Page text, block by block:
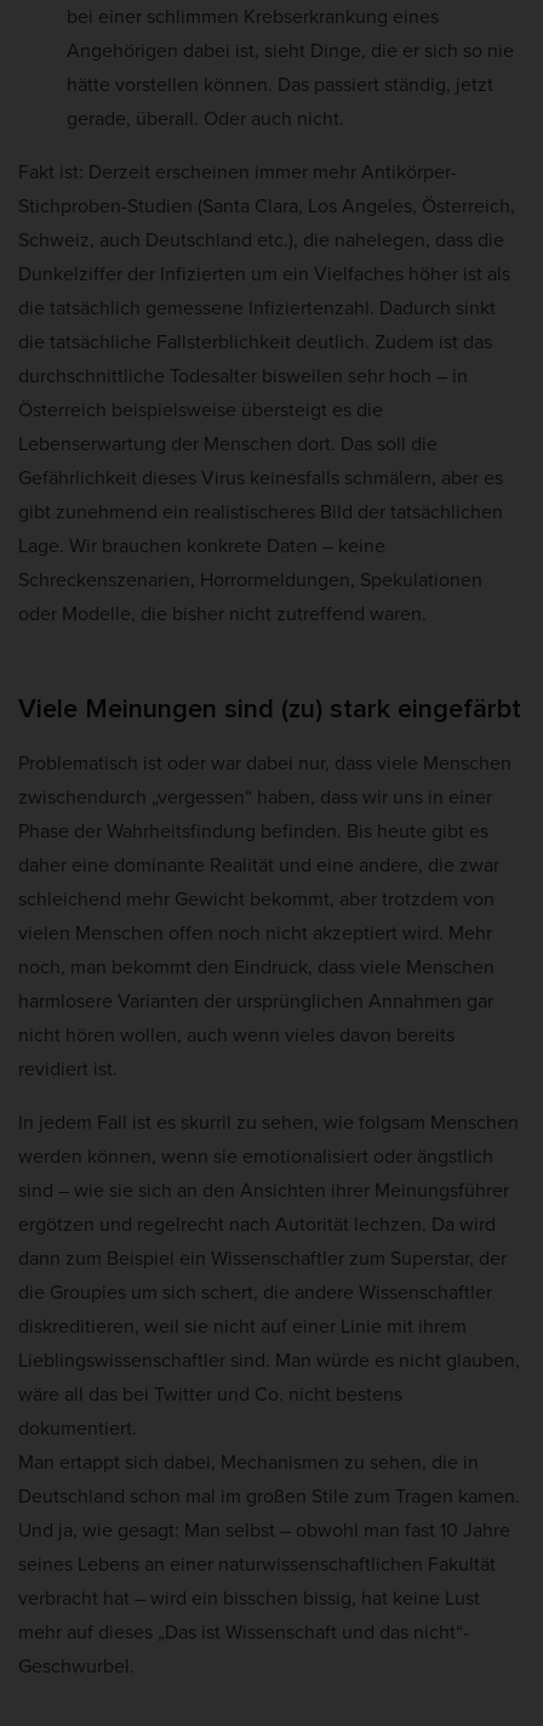
bei einer schlimmen Krebserkrankung eines
Angehörigen dabei ist, sieht Dinge, die er sich so nie
hätte vorstellen können. Das passiert ständig, jetzt
gerade, überall. Oder auch nicht.
Fakt ist: Derzeit erscheinen immer mehr Antikörper-
Stichproben-Studien (Santa Clara, Los Angeles, Österreich,
Schweiz, auch Deutschland etc.), die nahelegen, dass die
Dunkelziffer der Infizierten um ein Vielfaches höher ist als
die tatsächlich gemessene Infiziertenzahl. Dadurch sinkt
die tatsächliche Fallsterblichkeit deutlich. Zudem ist das
durchschnittliche Todesalter bisweilen sehr hoch – in
Österreich beispielsweise übersteigt es die
Lebenserwartung der Menschen dort. Das soll die
Gefährlichkeit dieses Virus keinesfalls schmälern, aber es
gibt zunehmend ein realistischeres Bild der tatsächlichen
Lage. Wir brauchen konkrete Daten – keine
Schreckenszenarien, Horrormeldungen, Spekulationen
oder Modelle, die bisher nicht zutreffend waren.
Viele Meinungen sind (zu) stark eingefärbt
Problematisch ist oder war dabei nur, dass viele Menschen
zwischendurch „vergessen“ haben, dass wir uns in einer
Phase der Wahrheitsfindung befinden. Bis heute gibt es
daher eine dominante Realität und eine andere, die zwar
schleichend mehr Gewicht bekommt, aber trotzdem von
vielen Menschen offen noch nicht akzeptiert wird. Mehr
noch, man bekommt den Eindruck, dass viele Menschen
harmlosere Varianten der ursprünglichen Annahmen gar
nicht hören wollen, auch wenn vieles davon bereits
revidiert ist.
In jedem Fall ist es skurril zu sehen, wie folgsam Menschen
werden können, wenn sie emotionalisiert oder ängstlich
sind – wie sie sich an den Ansichten ihrer Meinungsführer
ergötzen und regelrecht nach Autorität lechzen. Da wird
dann zum Beispiel ein Wissenschaftler zum Superstar, der
die Groupies um sich schert, die andere Wissenschaftler
diskreditieren, weil sie nicht auf einer Linie mit ihrem
Lieblingswissenschaftler sind. Man würde es nicht glauben,
wäre all das bei Twitter und Co. nicht bestens
dokumentiert.
Man ertappt sich dabei, Mechanismen zu sehen, die in
Deutschland schon mal im großen Stile zum Tragen kamen.
Und ja, wie gesagt: Man selbst – obwohl man fast 10 Jahre
seines Lebens an einer naturwissenschaftlichen Fakultät
verbracht hat – wird ein bisschen bissig, hat keine Lust
mehr auf dieses „Das ist Wissenschaft und das nicht“-
Geschwurbel.